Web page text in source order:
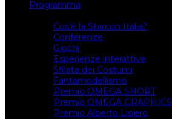
Programma
Cos’è la Starcon Italia?
Conferenze
Giochi
Esperienze interattive
Sfilata dei Costumi
Fantamodellismo
Premio OMEGA SHORT
Premio OMEGA GRAPHICS
Premio Alberto Lisiero